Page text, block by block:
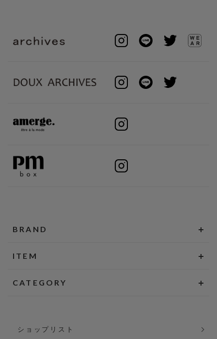
BRAND
ITEM
CATEGORY
ショップリスト